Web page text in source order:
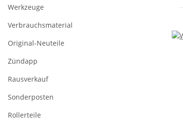
Werkzeuge
Verbrauchsmaterial
Original-Neuteile
Zündapp
Rausverkauf
Sonderposten
Rollerteile